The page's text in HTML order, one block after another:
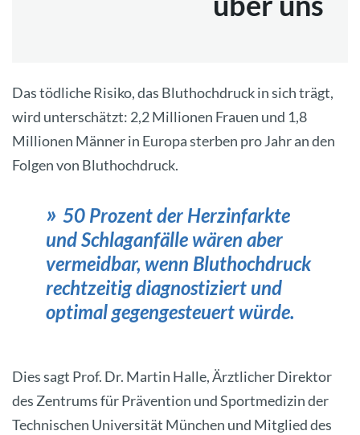
Das tödliche Risiko, das Bluthochdruck in sich trägt,
wird unterschätzt: 2,2 Millionen Frauen und 1,8
Millionen Männer in Europa sterben pro Jahr an den
Folgen von Bluthochdruck.
50 Prozent der Herzinfarkte
und Schlaganfälle wären aber
vermeidbar, wenn Bluthochdruck
rechtzeitig diagnostiziert und
optimal gegengesteuert würde.
Dies sagt Prof. Dr. Martin Halle, Ärztlicher Direktor
des Zentrums für Prävention und Sportmedizin der
Technischen Universität München und Mitglied des